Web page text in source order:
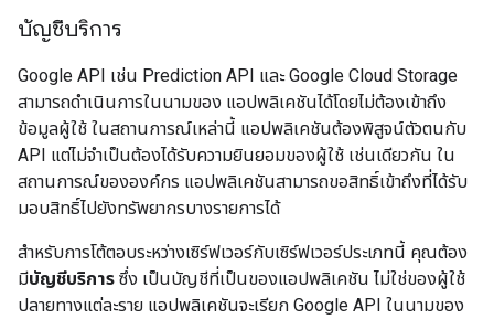
บัญชีบริการ
Google API เช่น Prediction API และ Google Cloud Storage
สามารถดำเนินการในนามของ แอปพลิเคชันได้โดยไม่ต้องเข้าถึง
ข้อมูลผู้ใช้ ในสถานการณ์เหล่านี้ แอปพลิเคชันต้องพิสูจน์ตัวตนกับ
API แต่ไม่จำเป็นต้องได้รับความยินยอมของผู้ใช้ เช่นเดียวกัน ใน
สถานการณ์ขององค์กร แอปพลิเคชันสามารถขอสิทธิ์เข้าถึงที่ได้รับ
มอบสิทธิ์ไปยังทรัพยากรบางรายการได้
สำหรับการโต้ตอบระหว่างเซิร์ฟเวอร์กับเซิร์ฟเวอร์ประเภทนี้ คุณต้อง
มีบัญชีบริการ ซึ่ง เป็นบัญชีที่เป็นของแอปพลิเคชัน ไม่ใช่ของผู้ใช้
ปลายทางแต่ละราย แอปพลิเคชันจะเรียก Google API ในนามของ